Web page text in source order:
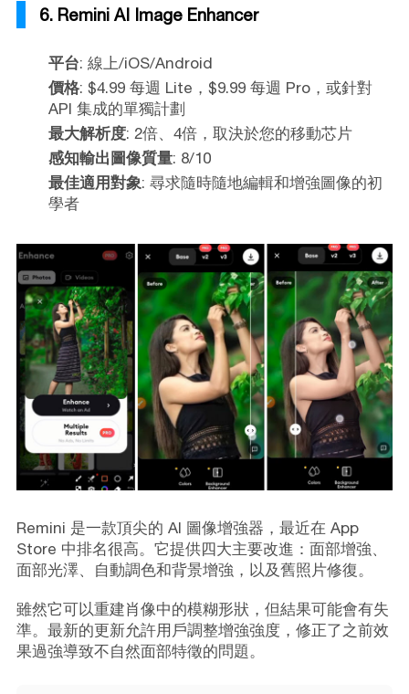
6. Remini AI Image Enhancer
平台: 線上/iOS/Android
價格: $4.99 每週 Lite，$9.99 每週 Pro，或針對
API 集成的單獨計劃
最大解析度: 2倍、4倍，取決於您的移動芯片
感知輸出圖像質量: 8/10
最佳適用對象: 尋求隨時隨地編輯和增強圖像的初
學者
Remini 是一款頂尖的 AI 圖像增強器，最近在 App
Store 中排名很高。它提供四大主要改進：面部增強、
面部光澤、自動調色和背景增強，以及舊照片修復。
雖然它可以重建肖像中的模糊形狀，但結果可能會有失
準。最新的更新允許用戶調整增強強度，修正了之前效
果過強導致不自然面部特徵的問題。